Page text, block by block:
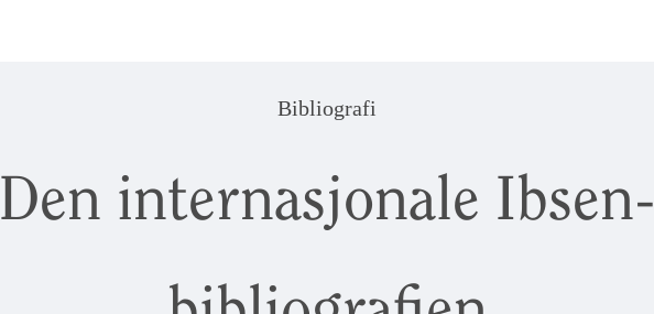
Bibliografi
Den internasjonale Ibsen-